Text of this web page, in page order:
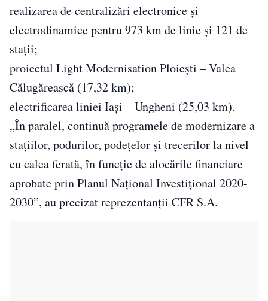
realizarea de centralizări electronice și
electrodinamice pentru 973 km de linie și 121 de
stații;
proiectul Light Modernisation Ploiești – Valea
Călugărească (17,32 km);
electrificarea liniei Iași – Ungheni (25,03 km).
„În paralel, continuă programele de modernizare a
staţiilor, podurilor, podeţelor şi trecerilor la nivel
cu calea ferată, în funcţie de alocările financiare
aprobate prin Planul Naţional Investiţional 2020-
2030”, au precizat reprezentanții CFR S.A.